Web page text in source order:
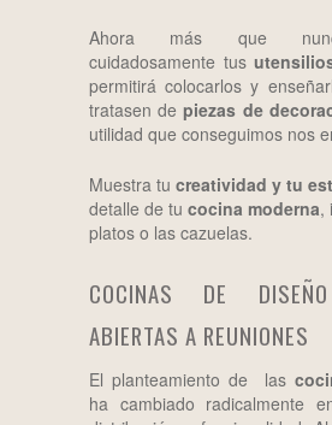
Ahora más que
cuidadosamente tus
permitirá colocarlos y
tratasen depiezas de
utilidad que conseguimos nos
Muestra tu creatividad y tu
detalle de tu cocina moderna,
platos o las cazuelas.
COCINAS DE DISEÑO
ABIERTAS A REUNIONES
El planteamiento de las
ha cambiado radicalmente